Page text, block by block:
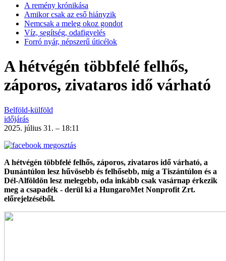
A remény krónikása
Amikor csak az eső hiányzik
Nemcsak a meleg okoz gondot
Víz, segítség, odafigyelés
Forró nyár, népszerű úticélok
A hétvégén többfelé felhős,
záporos, zivataros idő várható
Belföld-külföld
időjárás
2025. július 31. – 18:11
A hétvégén többfelé felhős, záporos, zivataros idő várható, a
Dunántúlon lesz hűvösebb és felhősebb, míg a Tiszántúlon és a
Dél-Alföldön lesz melegebb, oda inkább csak vasárnap érkezik
meg a csapadék - derül ki a HungaroMet Nonprofit Zrt.
előrejelzéséből.